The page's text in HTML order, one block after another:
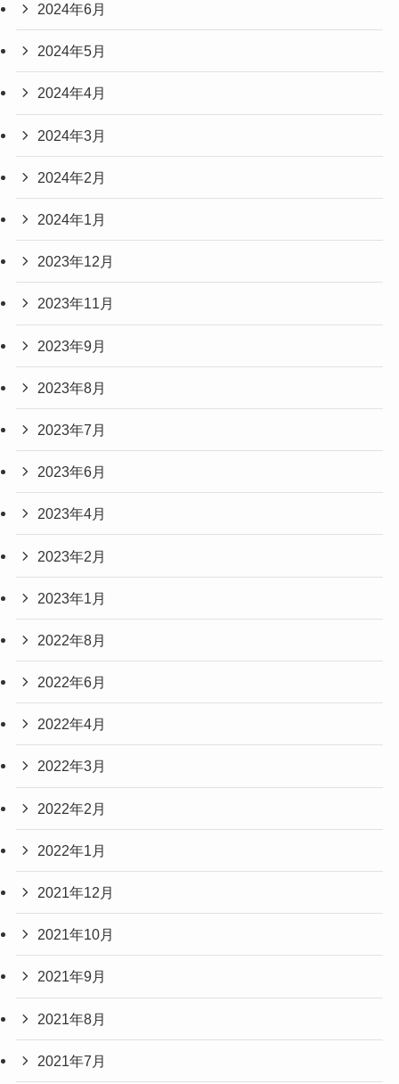
2024年6月
2024年5月
2024年4月
2024年3月
2024年2月
2024年1月
2023年12月
2023年11月
2023年9月
2023年8月
2023年7月
2023年6月
2023年4月
2023年2月
2023年1月
2022年8月
2022年6月
2022年4月
2022年3月
2022年2月
2022年1月
2021年12月
2021年10月
2021年9月
2021年8月
2021年7月